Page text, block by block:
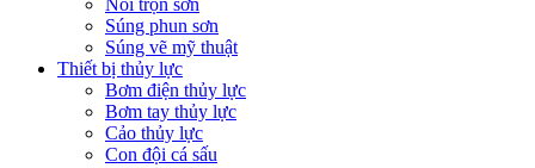
Súng phun sơn
Súng vẽ mỹ thuật
Thiết bị thủy lực
Bơm điện thủy lực
Bơm tay thủy lực
Cảo thủy lực
Con đội cá sấu